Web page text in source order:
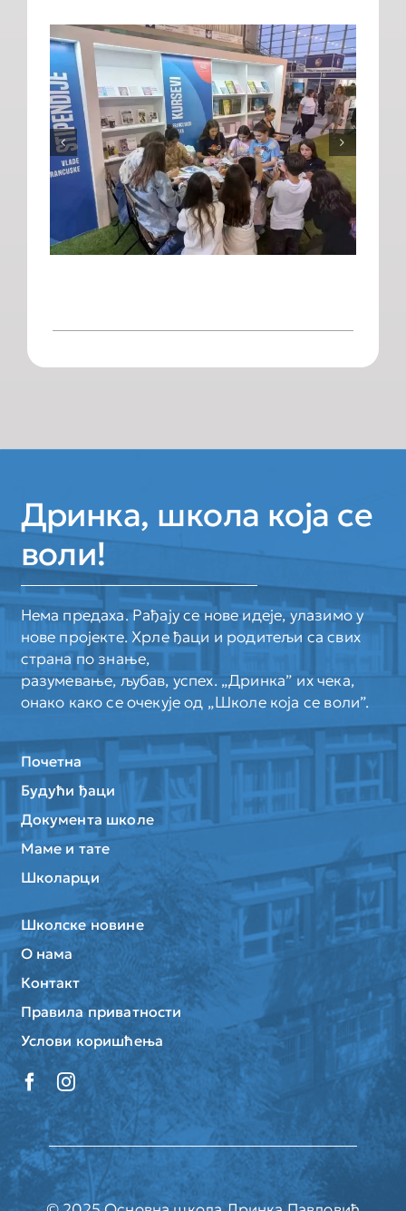
Дринка, школа која се
воли!
Нема предаха. Рађају се нове идеје, улазимо у
нове пројекте. Хрле ђаци и родитељи са свих
страна по знање,
разумевање, љубав, успех. „Дринка” их чека,
онако како се очекује од „Школе која се воли”.
Почетна
Будући ђаци
Документа школе
Маме и тате
Школарци
Школске новине
О нама
Контакт
Правила приватности
Услови коришћења